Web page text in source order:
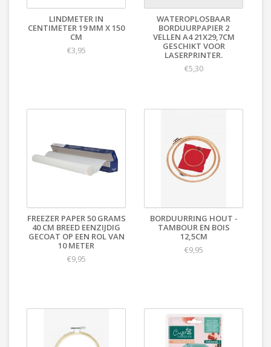
LINDMETER IN
CENTIMETER 19 MM X 150
CM
€3,95
WATEROPLOSBAAR
BORDUURPAPIER 2
VELLEN A4 21X29,7CM
GESCHIKT VOOR
LASERPRINTER.
€5,30
FREEZER PAPER 50 GRAMS
40 CM BREED EENZIJDIG
GECOAT OP EEN ROL VAN
10 METER
€9,95
BORDUURRING HOUT -
TAMBOUR EN BOIS
12,5CM
€9,95